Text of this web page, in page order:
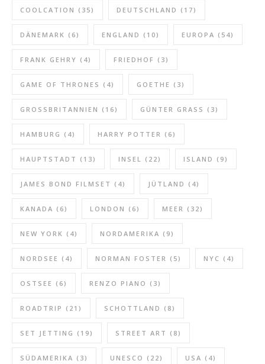
COOLCATION (35) DEUTSCHLAND (17)
DÄNEMARK (6) ENGLAND (10) EUROPA (54)
FRANK GEHRY (4) FRIEDHOF (3)
GAME OF THRONES (4) GOETHE (3)
GROSSBRITANNIEN (16) GÜNTER GRASS (3)
HAMBURG (4) HARRY POTTER (6)
HAUPTSTADT (13) INSEL (22) ISLAND (9)
JAMES BOND FILMSET (4) JÜTLAND (4)
KANADA (6) LONDON (6) MEER (32)
NEW YORK (4) NORDAMERIKA (9)
NORDSEE (4) NORMAN FOSTER (5) NYC (4)
OSTSEE (6) RENZO PIANO (3)
ROADTRIP (21) SCHOTTLAND (8)
SET JETTING (19) STREET ART (8)
SÜDAMERIKA (3) UNESCO (22) USA (4)